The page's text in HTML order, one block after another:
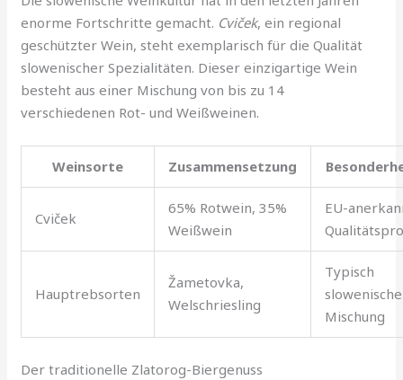
enorme Fortschritte gemacht. Cviček, ein regional
geschützter Wein, steht exemplarisch für die Qualität
slowenischer Spezialitäten. Dieser einzigartige Wein
besteht aus einer Mischung von bis zu 14
verschiedenen Rot- und Weißweinen.
Weinsorte Zusammensetzung
Cviček
65% Rotwein, 35%
Weißwein
EU-
Hauptrebsorten
Žametovka,
Welschriesling
Typisch
slowenische
Mischung
Der traditionelle Zlatorog-Biergenuss